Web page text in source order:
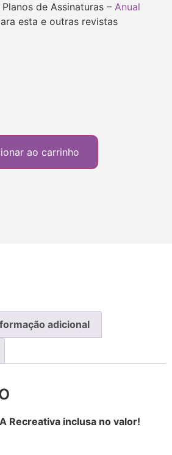
de Assinaturas – Anual
esta e outras revistas
ao carrinho
adicional
Recreativa inclusa no valor!